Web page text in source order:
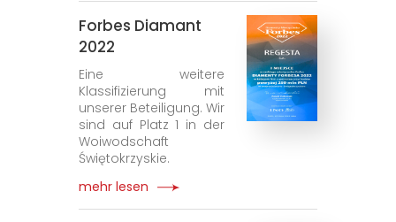
Forbes Diamant
2022
Eine weitere
Klassifizierung mit
unserer Beteiligung. Wir
sind auf Platz 1 in der
Woiwodschaft
Świętokrzyskie.
mehr lesen